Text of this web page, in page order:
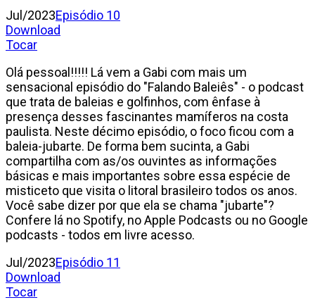
Jul/2023Episódio 10
Download
Tocar
Olá pessoal!!!!! Lá vem a Gabi com mais um
sensacional episódio do "Falando Baleiês" - o podcast
que trata de baleias e golfinhos, com ênfase à
presença desses fascinantes mamíferos na costa
paulista. Neste décimo episódio, o foco ficou com a
baleia-jubarte. De forma bem sucinta, a Gabi
compartilha com as/os ouvintes as informações
básicas e mais importantes sobre essa espécie de
misticeto que visita o litoral brasileiro todos os anos.
Você sabe dizer por que ela se chama "jubarte"?
Confere lá no Spotify, no Apple Podcasts ou no Google
podcasts - todos em livre acesso.
Jul/2023Episódio 11
Download
Tocar